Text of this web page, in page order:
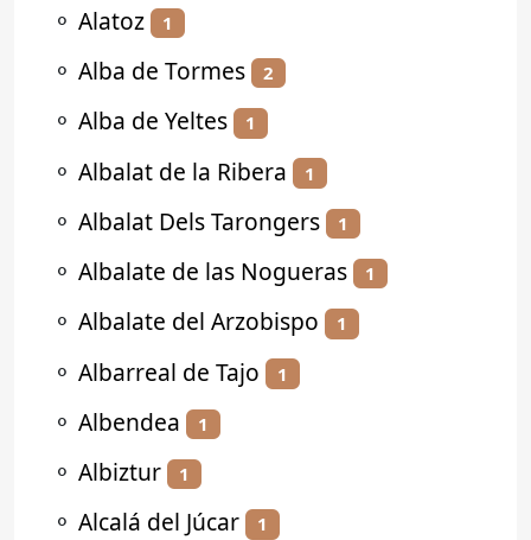
⚬ Alatoz 1
⚬ Alba de Tormes 2
⚬ Alba de Yeltes 1
⚬ Albalat de la Ribera 1
⚬ Albalat Dels Tarongers 1
⚬ Albalate de las Nogueras 1
⚬ Albalate del Arzobispo 1
⚬ Albarreal de Tajo 1
⚬ Albendea 1
⚬ Albiztur 1
⚬ Alcalá del Júcar 1